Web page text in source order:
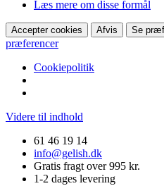
Læs mere om disse formål
Accepter cookies Afvis Se
præferencer
Cookiepolitik
Videre til indhold
61 46 19 14
info@gelish.dk
Gratis fragt over 995 kr.
1-2 dages levering